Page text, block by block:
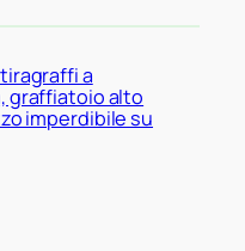
a
graffiatoio alto
imperdibile su